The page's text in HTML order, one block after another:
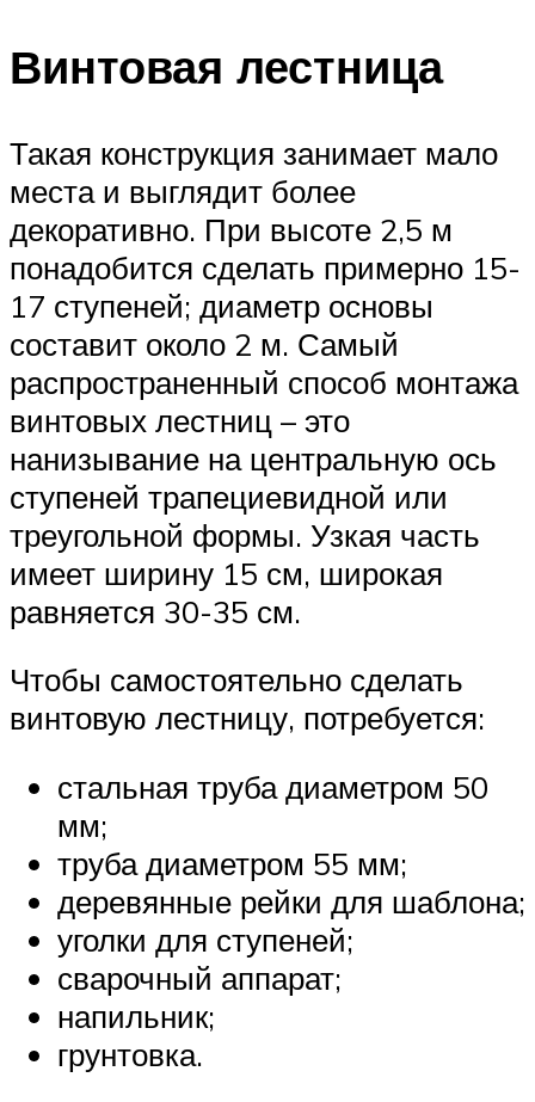
Винтовая лестница
Такая конструкция занимает мало
места и выглядит более
декоративно. При высоте 2,5 м
понадобится сделать примерно 15-
17 ступеней; диаметр основы
составит около 2 м. Самый
распространенный способ монтажа
винтовых лестниц – это
нанизывание на центральную ось
ступеней трапециевидной или
треугольной формы. Узкая часть
имеет ширину 15 см, широкая
равняется 30-35 см.
Чтобы самостоятельно сделать
винтовую лестницу, потребуется:
стальная труба диаметром 50
мм;
труба диаметром 55 мм;
деревянные рейки для шаблона;
уголки для ступеней;
сварочный аппарат;
напильник;
грунтовка.